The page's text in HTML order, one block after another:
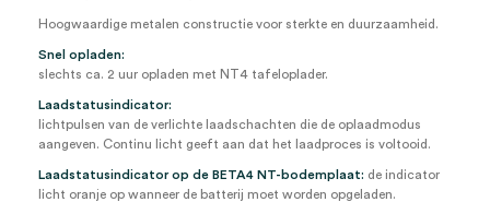
Hoogwaardige metalen constructie voor sterkte en duurzaamheid.
Snel opladen:
slechts ca. 2 uur opladen met NT4 tafeloplader.
Laadstatusindicator:
lichtpulsen van de verlichte laadschachten die de oplaadmodus
aangeven. Continu licht geeft aan dat het laadproces is voltooid.
Laadstatusindicator op de BETA4 NT-bodemplaat: de indicator
licht oranje op wanneer de batterij moet worden opgeladen.